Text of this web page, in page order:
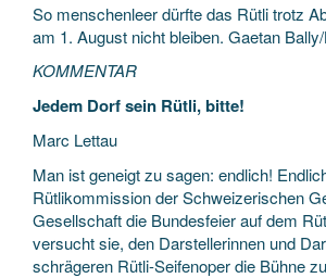
So menschenleer dürfte das Rütli trotz
am 1. August nicht bleiben. Gaetan
KOMMENTAR
Jedem Dorf sein Rütli, bitte!
Marc Lettau
Man ist geneigt zu sagen: endlich!
Rütlikommission der Schweizerischen
Gesellschaft die Bundesfeier auf dem
versucht sie, den Darstellerinnen und
schrägeren Rütli-Seifenoper die Bühne